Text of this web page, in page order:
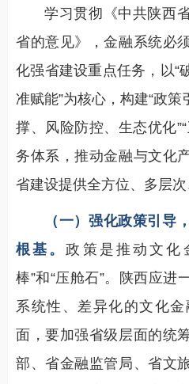
学习贯彻《中共陕西
省的意见》，金融系统必
化强省建设重点任务，以“
准赋能”为核心，构建“政
撑、风险防控、生态优化
务体系，推动金融与文化
省建设提供全方位、多层次
（一）强化政策引导
根基。政策是推动文化
棒”和“压舱石”。陕西应进
系统性、差异化的文化
面，要加强省级层面的统
部、省金融监管局、省文